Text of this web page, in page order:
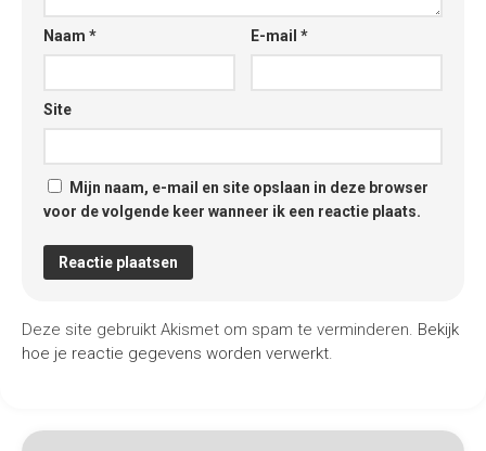
Naam * E-mail*
Site
Mijn naam, e-mail en site opslaan in deze browser
voor de volgende keer wanneer ik een reactie plaats.
Deze site gebruikt Akismet om spam te verminderen. Bekijk
hoe je reactie gegevens worden verwerkt.